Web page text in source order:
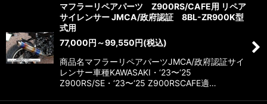
マフラーリペアパーツ Z900RS/CAFE用 リペア
サイレンサー JMCA/政府認証 8BL-ZR900K型
式用
77,000円 ～99,550円(税込)
商品名マフラーリペアパーツJMCA/政府認証サイ
レンサー車種KAWASAKI・‘23〜‘25
Z900RS/SE・‘23〜‘25 Z900RSCAFE適…